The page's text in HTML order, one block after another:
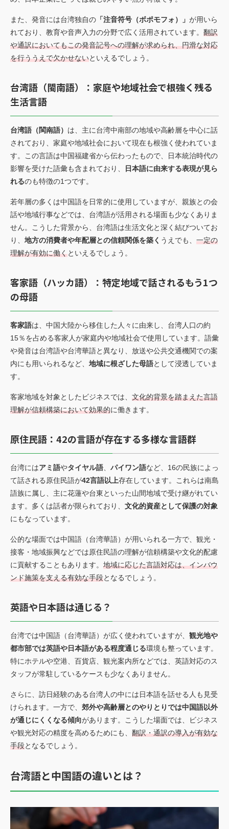
また、発音には台湾独自の 「注音符号（ボポモフォ）」 が用いら
れており、教育や音声入力の分野で広く活用されています。 翻訳
や通訳においてもこの発音記号への理解が求められ、円滑な対応
を行ううえで欠かせないといえるでしょう。
台湾語（閩南語）：家庭や地域社会で根強く残る
生活言語
台湾語（閩南語） は、主に台湾中南部の地域や高齢層を中心に話
されており、家庭や地域社会において現在も根強く使われていま
す。この言語は中国福建省から伝わったもので、日本統治時代の
影響を受けた語彙も含まれており、
日本語に由来する表現が見ら
れるのも特徴の1つです。
若年層の多くは中国語を日常的に使用していますが、親族との会
話や地域行事などでは、台湾語が活用される場面も少なくありま
せん。こうした背景から、台湾語は生活文化と深く結びついてお
り、 地方の消費者や年配層との信頼関係を築く うえでも、 一定の
理解が有効に働くといえるでしょう。
客家語（ハッカ語）：特定地域で話されるもう1つ
の母語
客家語は、中国大陸から移住した人々に由来し、台湾人口の約
15％を占める客家人が家庭内や地域社会で使用しています。語彙
や発音は台湾語や台湾華語と異なり、放送や公共交通機関での案
内にも用いられるなど、 地域に根ざした母語として浸透していま
す。
客家地域を対象としたビジネスでは、 文化的背景を踏まえた言語
理解が信頼構築において効果的に働きます。
原住民語：42の言語が存在する多様な言語群
台湾にはアミ語やタイヤル語 パイワン語など、16の民族によっ
て話される原住民語が42言語以上存在しています。これらは南島
語族に属し、主に花蓮や台東といった山間地域で受け継がれてい
ます。多くは話者が限られており、 文化的資産として保護の対象
にもなっています。
公的な場面では中国語（台湾華語）が用いられる一方で、観光・
接客・地域振興などでは原住民語の理解が信頼構築や文化的配慮
に貢献することもあります。 地域に応じた言語対応は、インバウ
ンド施策を支える有効な手段となるでしょう。
英語や日本語は通じる？
台湾では中国語（台湾華語）が広く使われていますが、 観光地や
都市部では英語や日本語がある程度通じる環境も整っています。
特にホテルや空港、百貨店、観光案内所などでは、英語対応のス
タッフが常駐しているケースも少なくありません。
さらに、訪日経験のある台湾人の中には日本語を話せる人も見受
けられます。一方で、 郊外や高齢層とのやりとりでは中国語以外
が通じにくくなる傾向があります。こうした場面では、ビジネス
や観光対応の精度を高めるためにも、 翻訳・通訳の導入が有効な
手段となるでしょう。
台湾語と中国語の違いとは？